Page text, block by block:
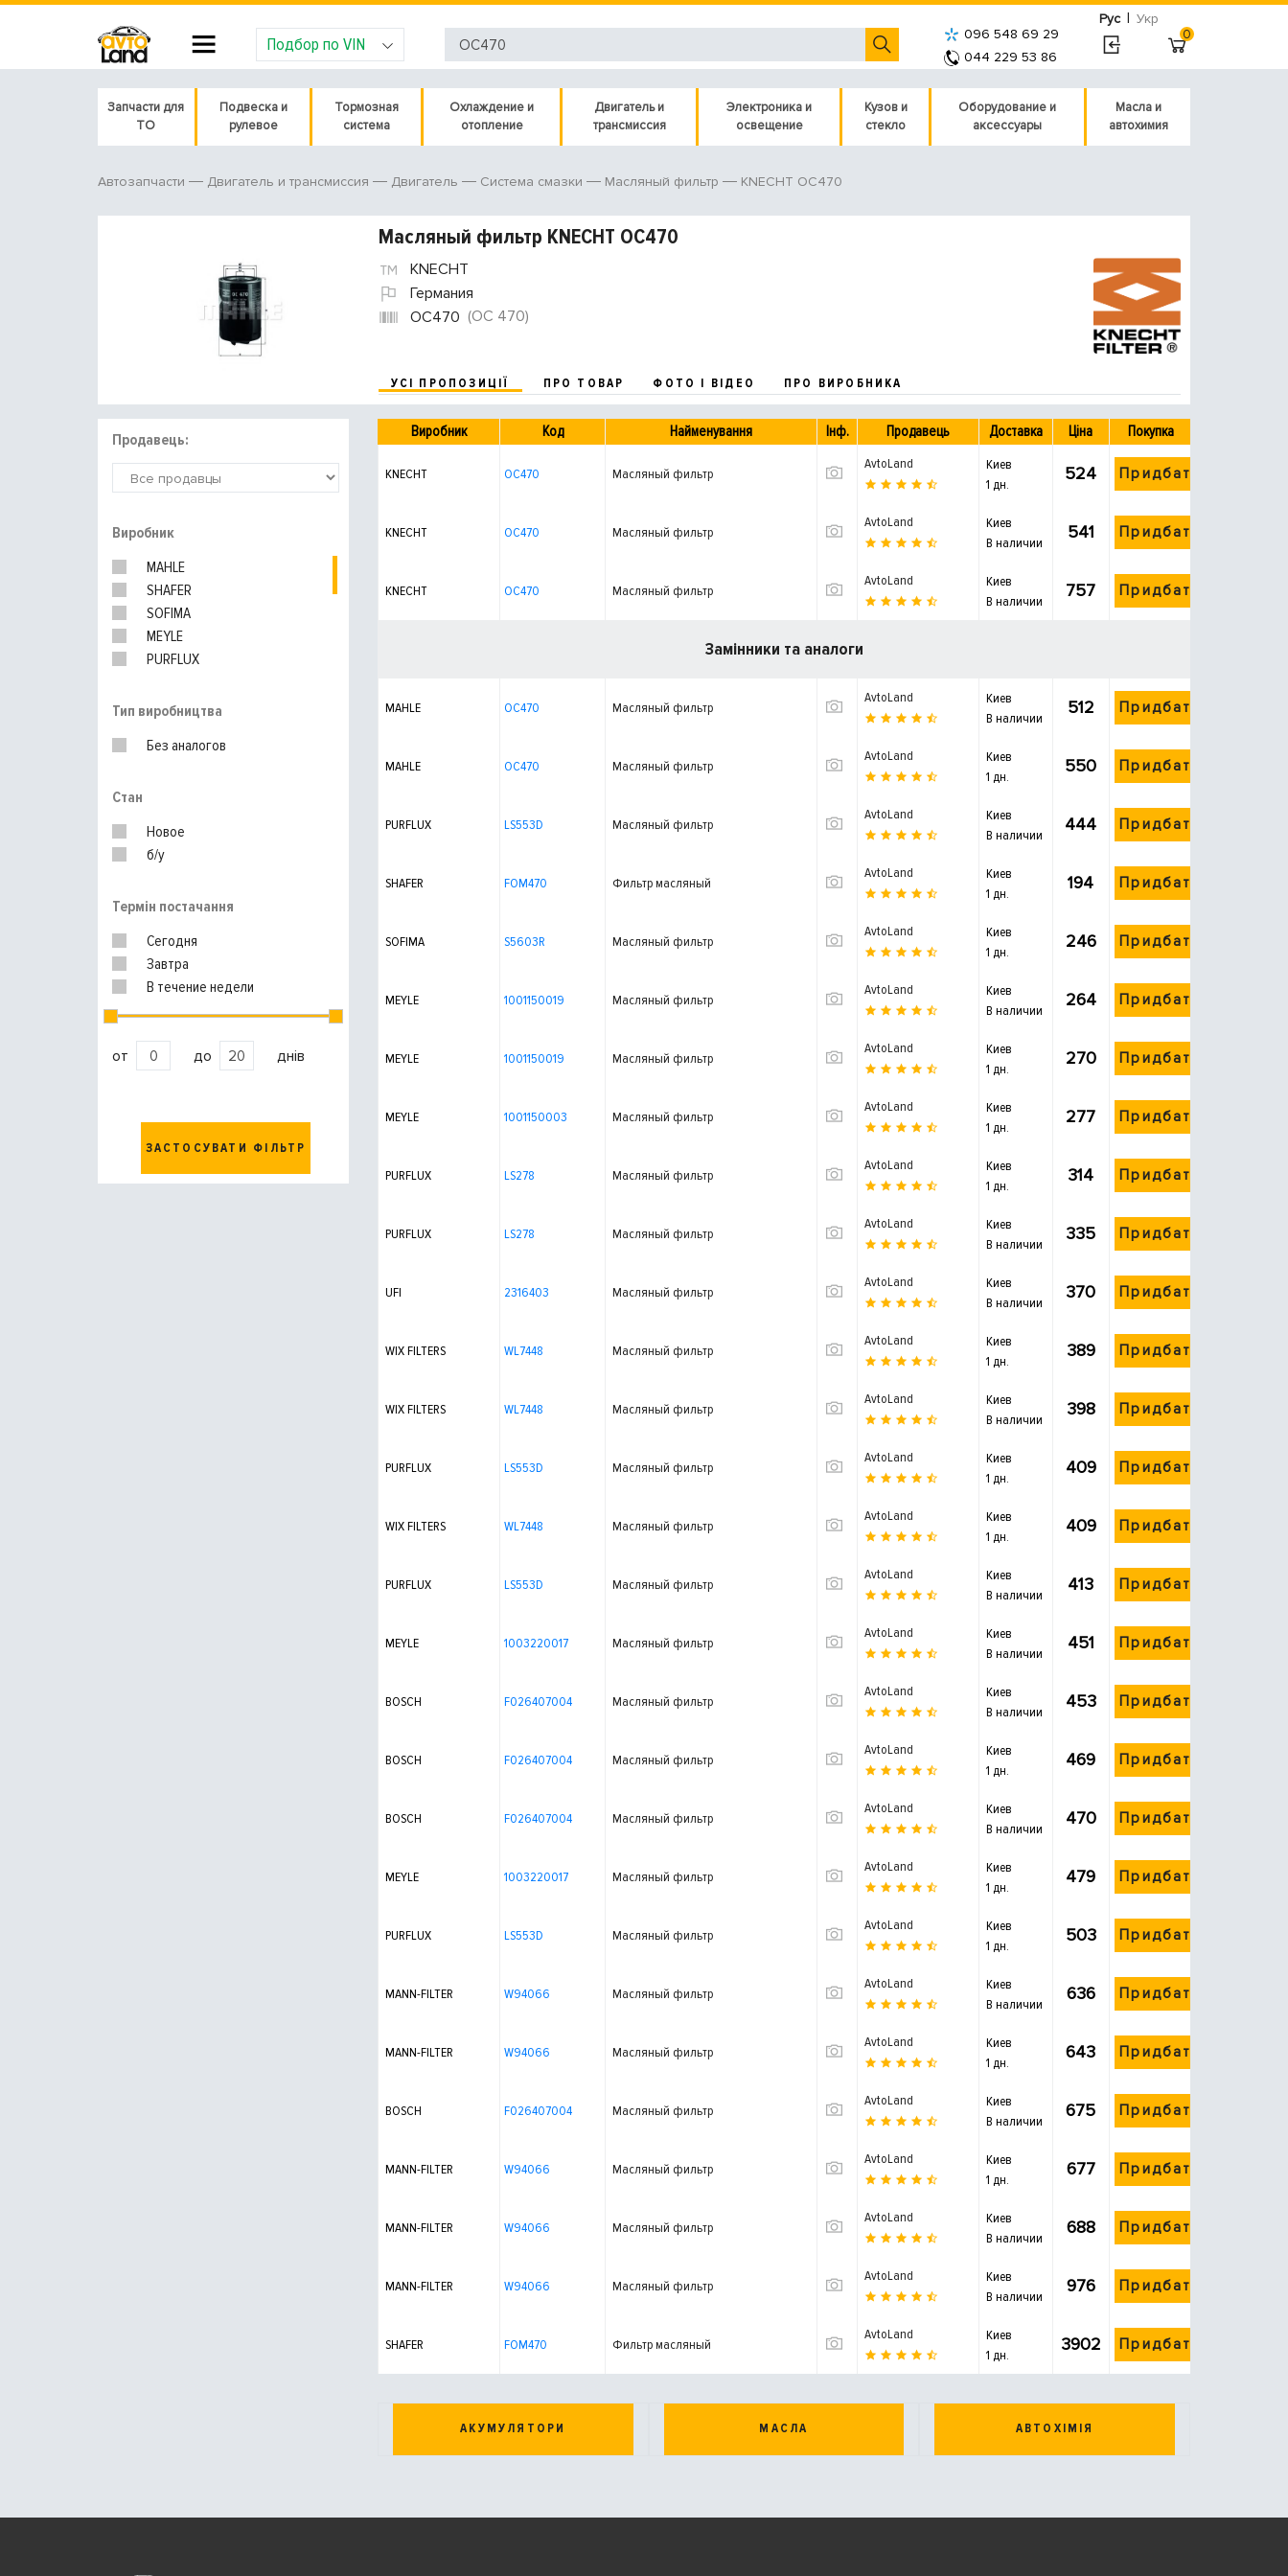
Рус | Укр
Подбор по VIN
096 548 69 29
044 229 53 86
0
Запчасти для
ТО
Подвеска и
рулевое
Тормозная
система
Охлаждение и
отопление
Двигатель и
трансмиссия
Электроника и
освещение
Кузов и
стекло
Оборудование и
аксессуары
Масла и
автохимия
Автозапчасти Двигатель и трансмиссия Двигатель Система смазки Масляный фильтр KNECHT OC470
Масляный фильтр KNECHT OC470
KNECHT
Германия
OC470 (OC 470)
УСІ ПРОПОЗИЦІЇ ПРО ТОВАР ФОТО І ВІДЕО ПРО ВИРОБНИКА
Продавець:
Виробник
MAHLE
SHAFER
SOFIMA
MEYLE
PURFLUX
WIX FILTERS
MANN-FILTER
Тип виробництва
Без аналогов
Стан
Новое
б/у
Термін постачання
Сегодня
Завтра
В течение недели
от до днів
ЗАСТОСУВАТИ ФІЛЬТР
Виробник Код Найменування Інф. Продавець Доставка Ціна Покупка
KNECHT OC470 Масляный фильтр
AvtoLand
Киев
1 дн.
524 Придбати
KNECHT OC470 Масляный фильтр
AvtoLand
Киев
В наличии
541 Придбати
KNECHT OC470 Масляный фильтр
AvtoLand
Киев
В наличии
757 Придбати
Замінники та аналоги
MAHLE OC470 Масляный фильтр
AvtoLand
Киев
В наличии
512 Придбати
MAHLE OC470 Масляный фильтр
AvtoLand
Киев
1 дн.
550 Придбати
PURFLUX LS553D Масляный фильтр
AvtoLand
Киев
В наличии
444 Придбати
SHAFER FOM470 Фильтр масляный
AvtoLand
Киев
1 дн.
194 Придбати
SOFIMA S5603R Масляный фильтр
AvtoLand
Киев
1 дн.
246 Придбати
MEYLE 1001150019 Масляный фильтр
AvtoLand
Киев
В наличии
264 Придбати
MEYLE 1001150019 Масляный фильтр
AvtoLand
Киев
1 дн.
270 Придбати
MEYLE 1001150003 Масляный фильтр
AvtoLand
Киев
1 дн.
277 Придбати
PURFLUX LS278 Масляный фильтр
AvtoLand
Киев
1 дн.
314 Придбати
PURFLUX LS278 Масляный фильтр
AvtoLand
Киев
В наличии
335 Придбати
UFI 2316403 Масляный фильтр
AvtoLand
Киев
В наличии
370 Придбати
WIX FILTERS WL7448 Масляный фильтр
AvtoLand
Киев
1 дн.
389 Придбати
WIX FILTERS WL7448 Масляный фильтр
AvtoLand
Киев
В наличии
398 Придбати
PURFLUX LS553D Масляный фильтр
AvtoLand
Киев
1 дн.
409 Придбати
WIX FILTERS WL7448 Масляный фильтр
AvtoLand
Киев
1 дн.
409 Придбати
PURFLUX LS553D Масляный фильтр
AvtoLand
Киев
В наличии
413 Придбати
MEYLE 1003220017 Масляный фильтр
AvtoLand
Киев
В наличии
451 Придбати
BOSCH F026407004 Масляный фильтр
AvtoLand
Киев
В наличии
453 Придбати
BOSCH F026407004 Масляный фильтр
AvtoLand
Киев
1 дн.
469 Придбати
BOSCH F026407004 Масляный фильтр
AvtoLand
Киев
В наличии
470 Придбати
MEYLE 1003220017 Масляный фильтр
AvtoLand
Киев
1 дн.
479 Придбати
PURFLUX LS553D Масляный фильтр
AvtoLand
Киев
1 дн.
503 Придбати
MANN-FILTER W94066 Масляный фильтр
AvtoLand
Киев
В наличии
636 Придбати
MANN-FILTER W94066 Масляный фильтр
AvtoLand
Киев
1 дн.
643 Придбати
BOSCH F026407004 Масляный фильтр
AvtoLand
Киев
В наличии
675 Придбати
MANN-FILTER W94066 Масляный фильтр
AvtoLand
Киев
1 дн.
677 Придбати
MANN-FILTER W94066 Масляный фильтр
AvtoLand
Киев
В наличии
688 Придбати
MANN-FILTER W94066 Масляный фильтр
AvtoLand
Киев
В наличии
976 Придбати
SHAFER FOM470 Фильтр масляный
AvtoLand
Киев
1 дн.
3902 Придбати
АКУМУЛЯТОРИ МАСЛА АВТОХІМІЯ